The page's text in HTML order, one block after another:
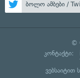
ბოლო ამბები /
©
კონტაქტი:
ვებსაიტით